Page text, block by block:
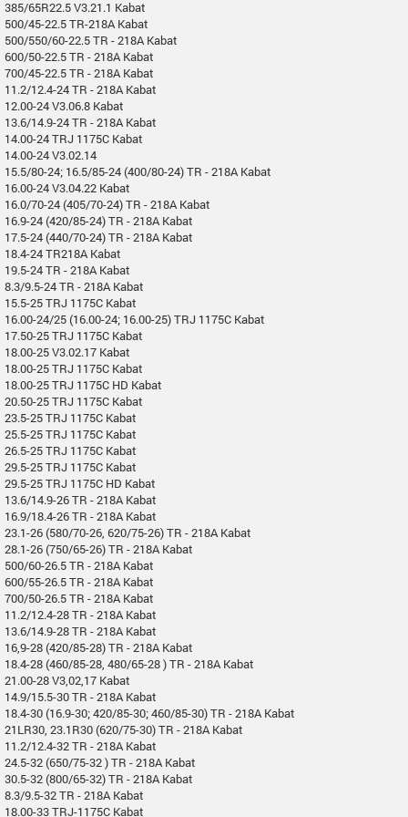
385/65R22.5 V3.21.1 Kabat
500/45-22.5 TR-218A Kabat
500/550/60-22.5 TR - 218A Kabat
600/50-22.5 TR - 218A Kabat
700/45-22.5 TR - 218A Kabat
11.2/12.4-24 TR - 218A Kabat
12.00-24 V3.06.8 Kabat
13.6/14.9-24 TR - 218A Kabat
14.00-24 TRJ 1175C Kabat
14.00-24 V3.02.14
15.5/80-24; 16.5/85-24 (400/80-24) TR - 218A Kabat
16.00-24 V3.04.22 Kabat
16.0/70-24 (405/70-24) TR - 218A Kabat
16.9-24 (420/85-24) TR - 218A Kabat
17.5-24 (440/70-24) TR - 218A Kabat
18.4-24 TR218A Kabat
19.5-24 TR - 218A Kabat
8.3/9.5-24 TR - 218A Kabat
15.5-25 TRJ 1175C Kabat
16.00-24/25 (16.00-24; 16.00-25) TRJ 1175C Kabat
17.50-25 TRJ 1175C Kabat
18.00-25 V3.02.17 Kabat
18.00-25 TRJ 1175C Kabat
18.00-25 TRJ 1175C HD Kabat
20.50-25 TRJ 1175C Kabat
23.5-25 TRJ 1175C Kabat
25.5-25 TRJ 1175C Kabat
26.5-25 TRJ 1175C Kabat
29.5-25 TRJ 1175C Kabat
29.5-25 TRJ 1175C HD Kabat
13.6/14.9-26 TR - 218A Kabat
16.9/18.4-26 TR - 218A Kabat
23.1-26 (580/70-26, 620/75-26) TR - 218A Kabat
28.1-26 (750/65-26) TR - 218A Kabat
500/60-26.5 TR - 218A Kabat
600/55-26.5 TR - 218A Kabat
700/50-26.5 TR - 218A Kabat
11.2/12.4-28 TR - 218A Kabat
13.6/14.9-28 TR - 218A Kabat
16,9-28 (420/85-28) TR - 218A Kabat
18.4-28 (460/85-28, 480/65-28 ) TR - 218A Kabat
21.00-28 V3,02,17 Kabat
14.9/15.5-30 TR - 218A Kabat
18.4-30 (16.9-30; 420/85-30; 460/85-30) TR - 218A Kabat
21LR30, 23.1R30 (620/75-30) TR - 218A Kabat
11.2/12.4-32 TR - 218A Kabat
24.5-32 (650/75-32 ) TR - 218A Kabat
30.5-32 (800/65-32) TR - 218A Kabat
8.3/9.5-32 TR - 218A Kabat
18.00-33 TRJ-1175C Kabat